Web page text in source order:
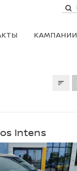
КАМПАНИИ
Intens